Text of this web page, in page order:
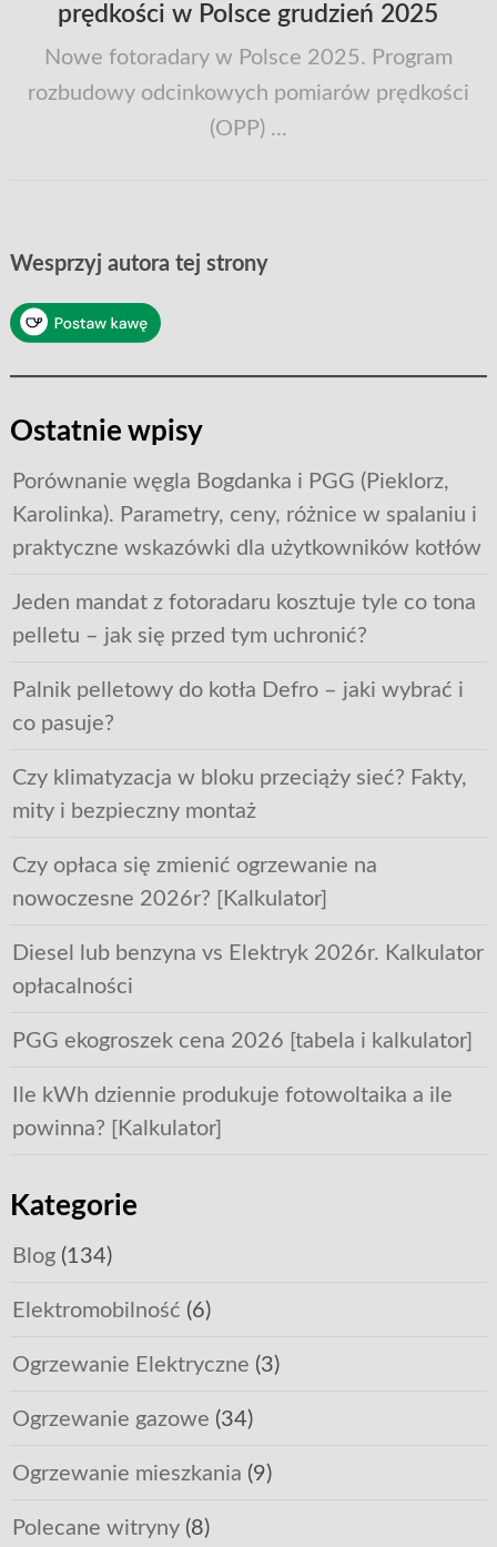
prędkości w Polsce grudzień 2025
Nowe fotoradary w Polsce 2025. Program
rozbudowy odcinkowych pomiarów prędkości
(OPP) ...
Wesprzyj autora tej strony
Ostatnie wpisy
Porównanie węgla Bogdanka i PGG (Pieklorz,
Karolinka). Parametry, ceny, różnice w spalaniu i
praktyczne wskazówki dla użytkowników kotłów
Jeden mandat z fotoradaru kosztuje tyle co tona
pelletu – jak się przed tym uchronić?
Palnik pelletowy do kotła Defro – jaki wybrać i
co pasuje?
Czy klimatyzacja w bloku przeciąży sieć? Fakty,
mity i bezpieczny montaż
Czy opłaca się zmienić ogrzewanie na
nowoczesne 2026r? [Kalkulator]
Diesel lub benzyna vs Elektryk 2026r. Kalkulator
opłacalności
PGG ekogroszek cena 2026 [tabela i kalkulator]
Ile kWh dziennie produkuje fotowoltaika a ile
powinna? [Kalkulator]
Kategorie
Blog(134)
Elektromobilność (6)
Ogrzewanie Elektryczne (3)
Ogrzewanie gazowe (34)
Ogrzewanie mieszkania (9)
Polecane witryny(8)